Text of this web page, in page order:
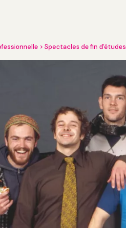
Spectacles de fin d'études